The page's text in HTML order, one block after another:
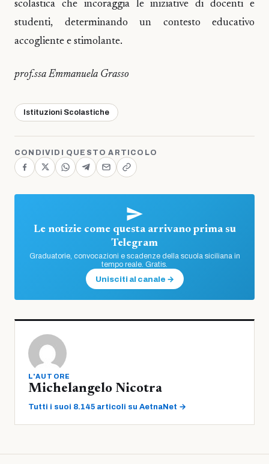
scolastica che incoraggia le iniziative di docenti e
studenti, determinando un contesto educativo
accogliente e stimolante.
prof.ssa Emmanuela Grasso
Istituzioni Scolastiche
CONDIVIDI QUESTO ARTICOLO
Le notizie come questa arrivano prima su
Telegram
Graduatorie, convocazioni e scadenze della scuola siciliana in
tempo reale. Gratis.
Unisciti al canale →
L'AUTORE
Michelangelo Nicotra
Tutti i suoi 8.145 articoli su AetnaNet →